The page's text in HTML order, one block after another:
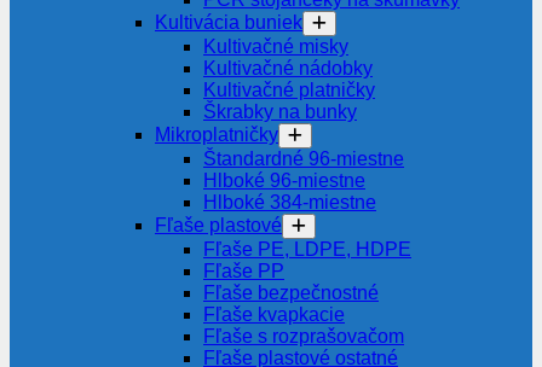
Kultivácia buniek
Kultivačné misky
Kultivačné nádobky
Kultivačné platničky
Škrabky na bunky
Mikroplatničky
Štandardné 96-miestne
Hlboké 96-miestne
Hlboké 384-miestne
Fľaše plastové
Fľaše PE, LDPE, HDPE
Fľaše PP
Fľaše bezpečnostné
Fľaše kvapkacie
Fľaše s rozprašovačom
Fľaše plastové ostatné